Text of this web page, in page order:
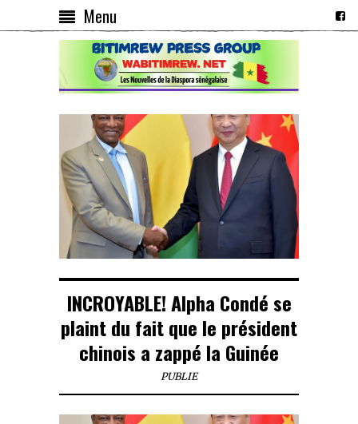
Menu
INCROYABLE! Alpha Condé se
plaint du fait que le président
chinois a zappé la Guinée
PUBLIE